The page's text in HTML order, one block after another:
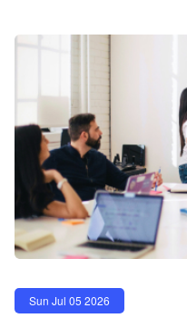
Sun Jul 05 2026